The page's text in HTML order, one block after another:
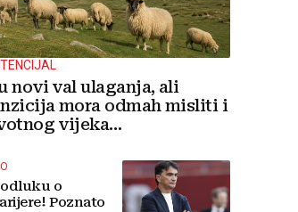
novi val ulaganja, ali
mora odmah misliti i
vijeka
o
Poznato